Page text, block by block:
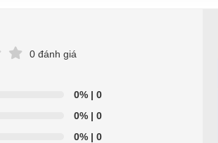
0 đánh giá
0%| 0
0%| 0
0%| 0